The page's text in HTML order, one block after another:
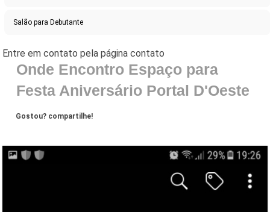
Salão para Debutante
Onde Encontro Espaço para
Festa Aniversário Portal D'Oeste
Gostou? compartilhe!